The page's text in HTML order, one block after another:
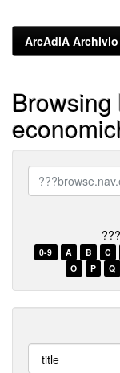
ArcAdiA
Browsing
0-9 A B C
O
P Q